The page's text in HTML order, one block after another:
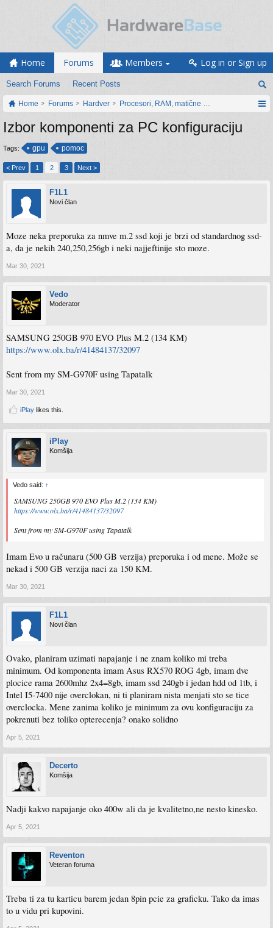
Home Forums
Search Forums Recent Posts
Members Log in or Sign up
Home Forums Hardver Procesori, RAM, matične ploče i grafičke
Izbor komponenti za PC konfiguraciju
Tags: gpu pomoc
< Prev 1 2 3 Next >
F1L1
Novi član
Moze neka preporuka za nmve m.2 ssd koji je brzi od standardnog ssd-
a, da je nekih 240,250,256gb i neki najjeftinije sto moze.
Mar 30, 2021
Vedo
Moderator
SAMSUNG 250GB 970 EVO Plus M.2 (134 KM)
https://www.olx.ba/r/41484137/32097
Sent from my SM-G970F using Tapatalk
Mar 30, 2021
iPlay likes this.
iPlay
Komšija
Vedo said: ↑
SAMSUNG 250GB 970 EVO Plus M.2 (134 KM)
https://www.olx.ba/r/41484137/32097
Sent from my SM-G970F using Tapatalk
Imam Evo u računaru (500 GB verzija) preporuka i od mene. Može se
nekad i 500 GB verzija naci za 150 KM.
Mar 30, 2021
F1L1
Novi član
Ovako, planiram uzimati napajanje i ne znam koliko mi treba
minimum. Od komponenta imam Asus RX570 ROG 4gb, imam dve
plocice rama 2600mhz 2x4=8gb, imam ssd 240gb i jedan hdd od 1tb, i
Intel I5-7400 nije overclokan, ni ti planiram nista menjati sto se tice
overclocka. Mene zanima koliko je minimum za ovu konfiguraciju za
pokrenuti bez toliko opterecenja? onako solidno
Apr 5, 2021
Decerto
Komšija
Nadji kakvo napajanje oko 400w ali da je kvalitetno,ne nesto kinesko.
Apr 5, 2021
Reventon
Veteran foruma
Treba ti za tu karticu barem jedan 8pin pcie za graficku. Tako da imas
to u vidu pri kupovini.